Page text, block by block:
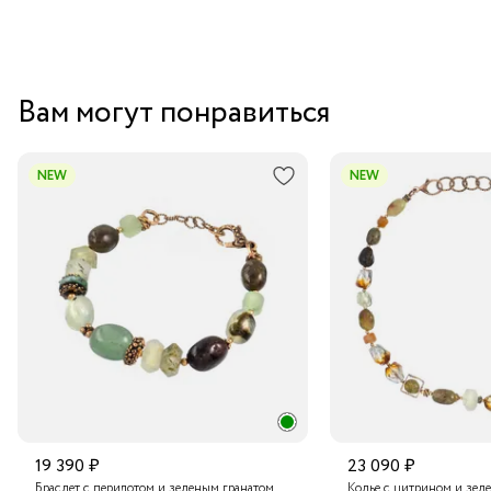
Вам могут понравиться
NEW
19 390 ₽
NEW
23 090 ₽